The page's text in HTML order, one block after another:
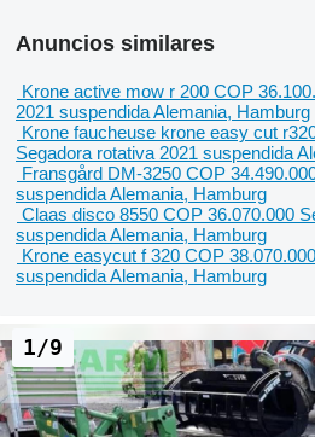
Anuncios similares
Krone active mow r 200 COP
2021 suspendidaAlemania, Hamburg
Krone faucheuse krone easy cut
Segadora rotativa 2021 suspendida
Fransgård DM-3250 COP
suspendidaAlemania, Hamburg
Claas disco 8550 COP 36.070.000
suspendidaAlemania, Hamburg
Krone easycut f 320 COP 38.070.000
suspendidaAlemania, Hamburg
1/9